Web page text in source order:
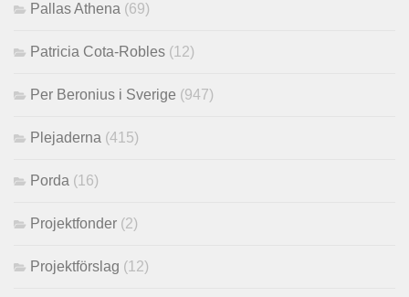
Pallas Athena (69)
Patricia Cota-Robles (12)
Per Beronius i Sverige (947)
Plejaderna (415)
Porda (16)
Projektfonder (2)
Projektförslag (12)